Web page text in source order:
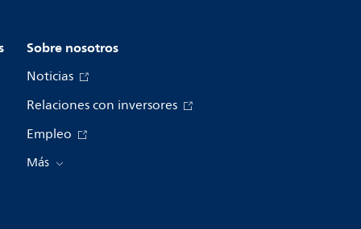
Sobre nosotros
Noticias
Relaciones con inversores
Empleo
Más